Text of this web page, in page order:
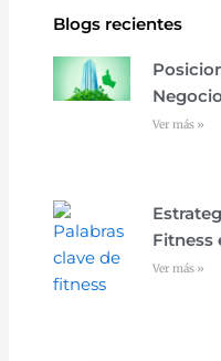
Blogs recientes
Ver más »
Fitness
Ver más »